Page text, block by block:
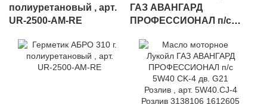
Статьи
Автомобили
полиуретановый , арт.
UR-2500-AM-RE
ГАЗ АВАНГАРД
ПРОФЕССИОНАЛ п/с
Розлив , арт. 5W40.CJ-4
Розлив 3138106 1612605